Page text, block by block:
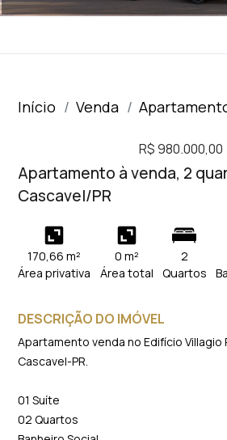
Início Venda
R$ 980.000,00
Apartamento à venda, 2
Cascavel/PR
170,66 m²
Área privativa
0 m²
Área total
2
Quartos
DESCRIÇÃO DO IMÓVEL
Apartamento venda no Edifício
Cascavel-PR.
01 Suíte
02 Quartos